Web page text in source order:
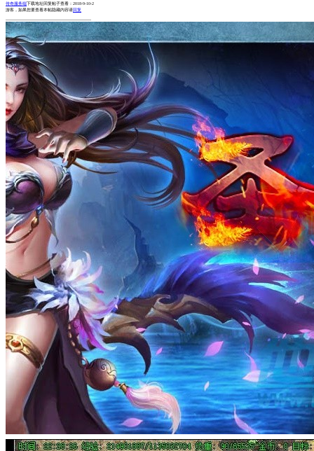
传奇服务端下载地址回复帖子查看：2018-9-10-2
游客，如果您要查看本帖隐藏内容请回复
-------------------------------------------------------------